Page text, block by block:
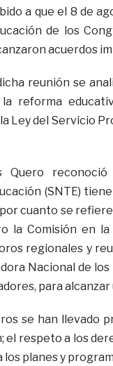
a que el 8 de
de los
acuerdos
reunión se
reforma
Ley del Servicio
Quero
(SNTE)
cuanto se
la Comisión en
regionales y
Nacional de los
para
se han llevado
el respeto a los
planes y